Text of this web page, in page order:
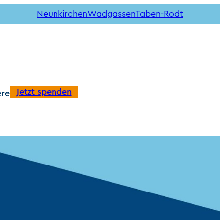
NeunkirchenWadgassenTaben-Rodt
Jetzt spenden